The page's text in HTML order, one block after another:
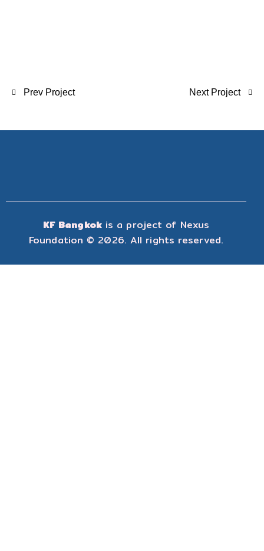
Prev Project Next Project
KF Bangkokis a project of Nexus
Foundation © 2026. All rights reserved.